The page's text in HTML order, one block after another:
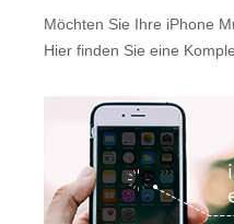
Möchten Sie Ihre iPhone
Hier finden Sie eine